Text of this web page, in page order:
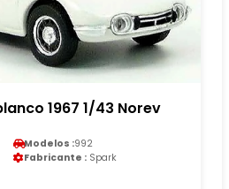
1967 1/43 Norev
Modelos :992
Fabricante : Spark